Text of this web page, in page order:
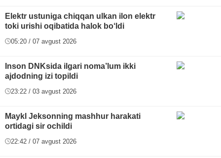
Elektr ustuniga chiqqan ulkan ilon elektr
toki urishi oqibatida halok bo‘ldi
05:20 / 07 avgust 2026
Inson DNKsida ilgari noma’lum ikki
ajdodning izi topildi
23:22 / 03 avgust 2026
Maykl Jeksonning mashhur harakati
ortidagi sir ochildi
22:42 / 07 avgust 2026